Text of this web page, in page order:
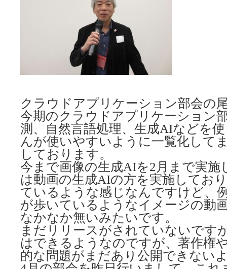
クラウドアプリケーション部会の
今期のクラウドアプリケーション
測、自然言語処理、生成AIなどを
んが使いやすいように一覧化して
しております。
今まで画像の生成AIを2月まで実施
は動画の生成AIの方を実施してお
ているような感じなんですけど、
が歩いているようなイメージの動
なかなか無いみたいです。
まだリリースがされていないです
はできるようなのですが、著作権
的な問題がまだあり公開できない